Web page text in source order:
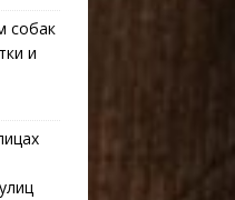
собак
и